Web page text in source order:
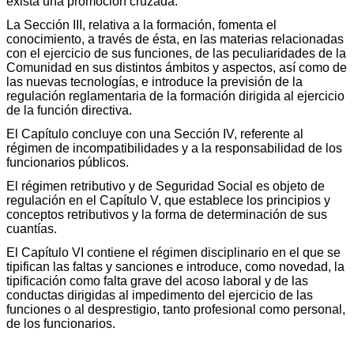
La Sección III, relativa a la formación, fomenta el
conocimiento, a través de ésta, en las materias relacionadas
con el ejercicio de sus funciones, de las peculiaridades de la
Comunidad en sus distintos ámbitos y aspectos, así como de
las nuevas tecnologías, e introduce la previsión de la
regulación reglamentaria de la formación dirigida al ejercicio
de la función directiva.
El Capítulo concluye con una Sección IV, referente al
régimen de incompatibilidades y a la responsabilidad de los
funcionarios públicos.
El régimen retributivo y de Seguridad Social es objeto de
regulación en el Capítulo V, que establece los principios y
conceptos retributivos y la forma de determinación de sus
cuantías.
El Capítulo VI contiene el régimen disciplinario en el que se
tipifican las faltas y sanciones e introduce, como novedad, la
tipificación como falta grave del acoso laboral y de las
conductas dirigidas al impedimento del ejercicio de las
funciones o al desprestigio, tanto profesional como personal,
de los funcionarios.